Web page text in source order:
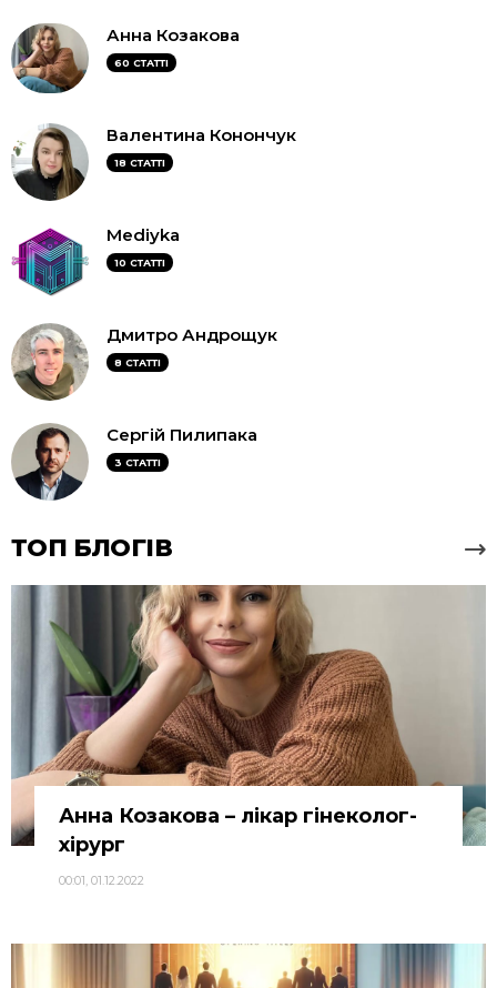
Анна Козакова
60 СТАТТІ
Валентина Конончук
18 СТАТТІ
Mediyka
10 СТАТТІ
Дмитро Андрощук
8 СТАТТІ
Сергій Пилипака
3 СТАТТІ
ТОП БЛОГІВ
Анна Козакова – лікар гінеколог-
хірург
00:01, 01.12.2022